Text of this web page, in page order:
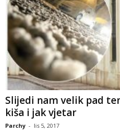
Slijedi nam velik pad
kiša i jak vjetar
Parchy - lis 5, 2017